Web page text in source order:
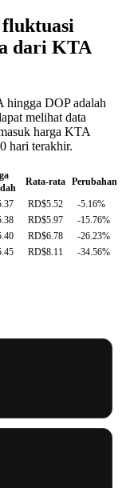
dari KTA
hingga DOP adalah
melihat data
harga KTA
hari terakhir.
Rata-rata Perubahan
RD$5.52
-5.16%
RD$5.97
-15.76%
RD$6.78
-26.23%
RD$8.11 -34.56%